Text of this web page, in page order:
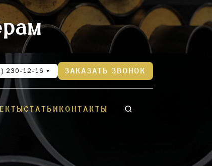
230-12-16 ЗАКАЗАТЬ ЗВОНОК
СТАТЬИ КОНТАКТЫ